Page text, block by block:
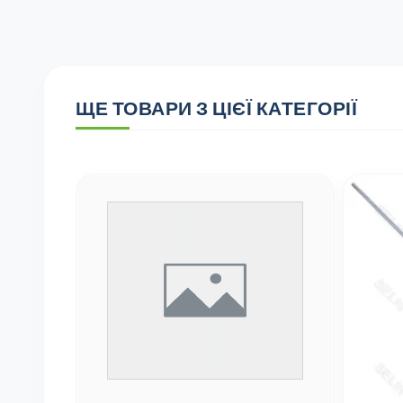
ЩЕ ТОВАРИ З ЦІЄЇ КАТЕГОРІЇ